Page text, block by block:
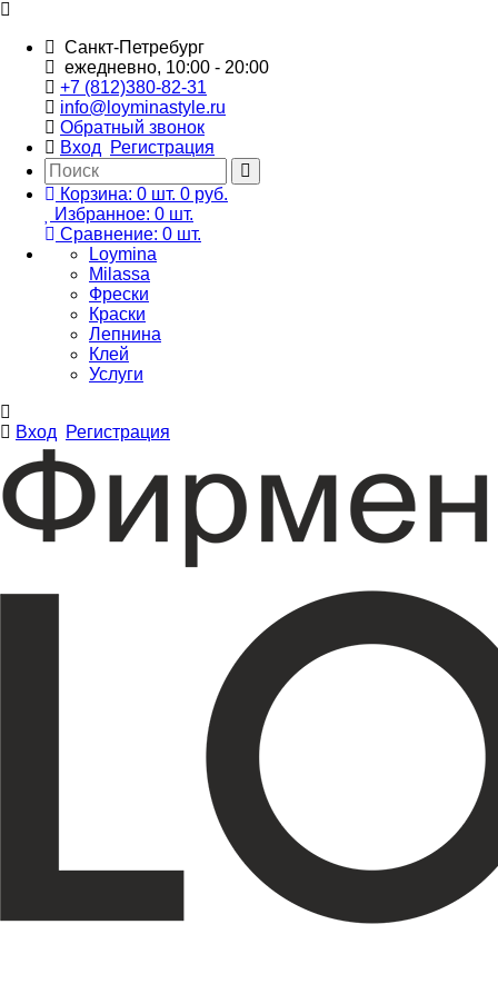
Санкт-Петребург
ежедневно, 10:00 - 20:00
+7 (812)380-82-31
info@loyminastyle.ru
Обратный звонок
Вход
Регистрация
Корзина: 0 шт. 0 руб.
Избранное: 0 шт.
Сравнение: 0 шт.
Loymina
Milassa
Фрески
Краски
Лепнина
Клей
Услуги
Вход Регистрация